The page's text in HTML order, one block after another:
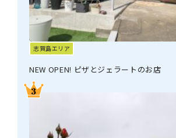
志賀島エリア
NEW OPEN! ピザとジェラートのお店